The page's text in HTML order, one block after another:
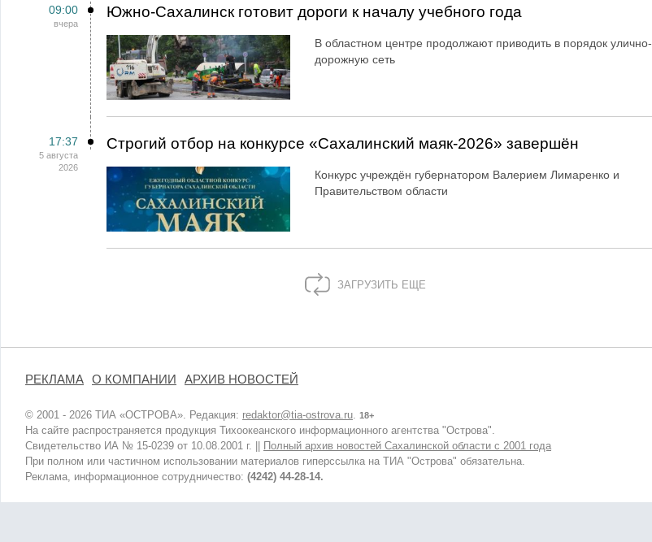
09:00
вчера
Южно-Сахалинск готовит дороги к началу учебного года
В областном центре продолжают приводить в порядок улично-
дорожную сеть
17:37
5 августа
2026
Строгий отбор на конкурсе «Сахалинский маяк‑2026» завершён
Конкурс учреждён губернатором Валерием Лимаренко и
Правительством области
ЗАГРУЗИТЬ ЕЩЕ
РЕКЛАМА О КОМПАНИИ АРХИВ НОВОСТЕЙ
© 2001 - 2026 ТИА «ОСТРОВА». Редакция: redaktor@tia-ostrova.ru. 18+
На сайте распространяется продукция Тихоокеанского информационного агентства "Острова".
Свидетельство ИА № 15-0239 от 10.08.2001 г. ||
Полный архив новостей Сахалинской области с 2001 года
При полном или частичном использовании материалов гиперссылка на ТИА "Острова" обязательна.
Реклама, информационное сотрудничество: (4242) 44-28-14.